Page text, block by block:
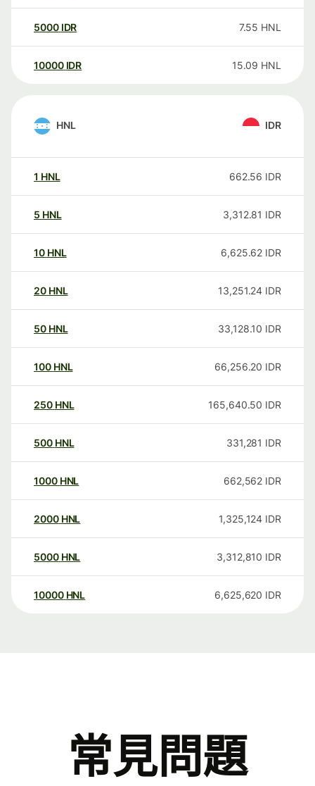
5000 IDR 7.55 HNL
10000 IDR 15.09 HNL
HNL IDR
1 HNL 662.56 IDR
5 HNL 3,312.81 IDR
10 HNL 6,625.62 IDR
20 HNL 13,251.24 IDR
50 HNL 33,128.10 IDR
100 HNL 66,256.20 IDR
250 HNL 165,640.50 IDR
500 HNL 331,281 IDR
1000 HNL 662,562 IDR
2000 HNL 1,325,124 IDR
5000 HNL 3,312,810 IDR
10000 HNL 6,625,620 IDR
常見問題